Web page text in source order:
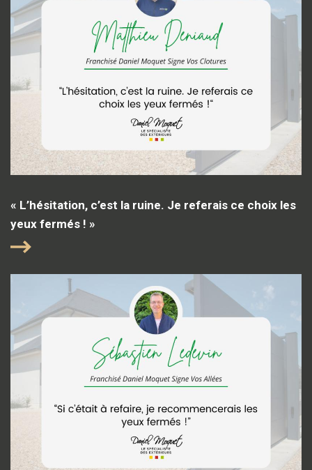
« L’hésitation, c’est la ruine. Je referais ce choix les
yeux fermés ! »